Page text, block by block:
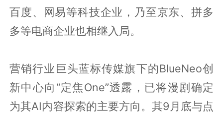
百度、网易等科技企业，乃至京东、拼多
多等电商企业也相继入局。
营销行业巨头蓝标传媒旗下的BlueNeo创
新中心向“定焦One”透露，已将漫剧确定
为其AI内容探索的主要方向。其9月底与点